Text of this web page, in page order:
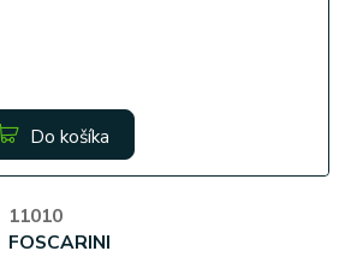
Do košíka
11010
FOSCARINI